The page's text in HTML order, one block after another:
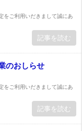
をご利用いだきまして誠にあ
記事を読む
のおしらせ
をご利用いだきまして誠にあ
記事を読む